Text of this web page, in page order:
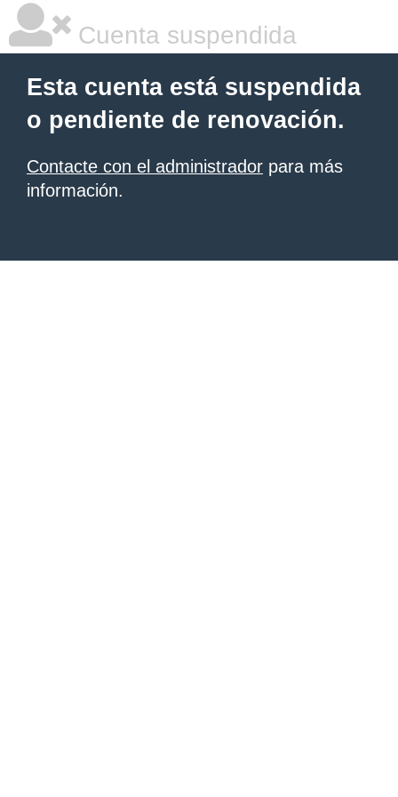
Cuenta suspendida
Esta cuenta está suspendida
o pendiente de renovación.
Contacte con el administrador para más
información.